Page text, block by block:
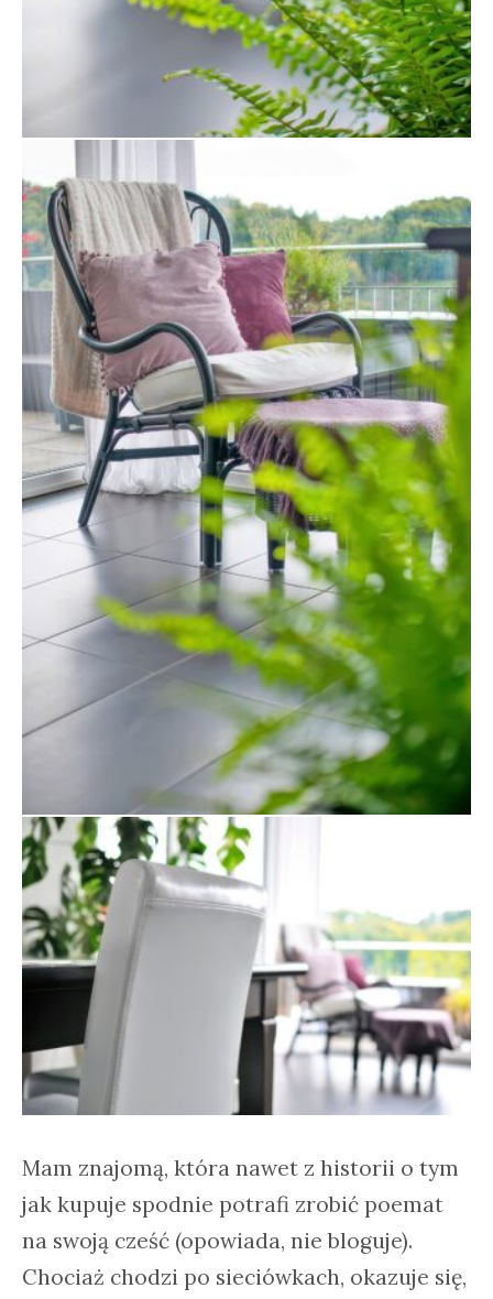
Mam znajomą, która nawet z historii o tym
jak kupuje spodnie potrafi zrobić poemat
na swoją cześć (opowiada, nie bloguje).
Chociaż chodzi po sieciówkach, okazuje się,